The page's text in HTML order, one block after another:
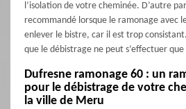
l’isolation de votre cheminée. D’autre
recommandé lorsque le ramonage avec
enlever le bistre, car il est trop
que le débistrage ne peut s’effectuer
Dufresne ramonage 60 : un
pour le débistrage de votre
la ville de Meru